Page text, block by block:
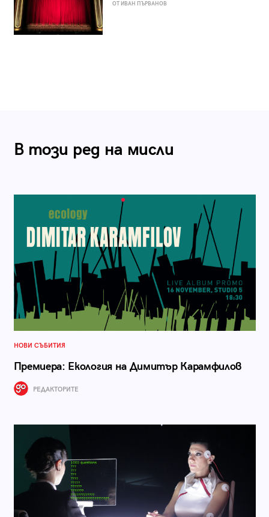
ОТ ИВАН ПЪРВАНОВ
В този ред на мисли
НОВИ СЪБИТИЯ
Премиера: Екология на Димитър Карамфилов
РЕДАКТОРИТЕ